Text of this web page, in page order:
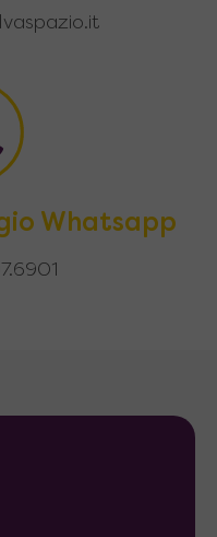
Whatsapp